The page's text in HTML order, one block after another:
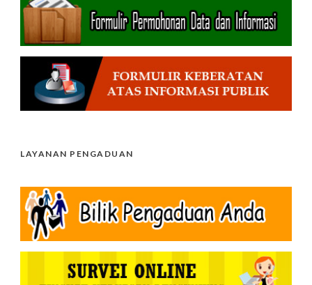
LAYANAN PENGADUAN